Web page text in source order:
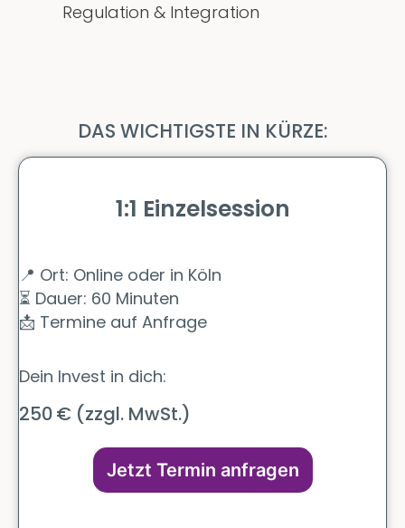
Regulation & Integration
DAS WICHTIGSTE IN KÜRZE:
1:1 Einzelsession
📍 Ort: Online oder in Köln
⏳ Dauer: 60 Minuten
📩 Termine auf Anfrage
Dein Invest in dich:
250 € (zzgl. MwSt.)
Jetzt Termin anfragen